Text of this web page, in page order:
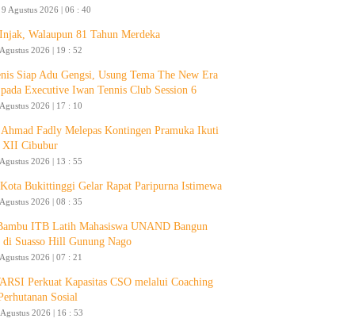
Agustus 2026 | 06 : 40
Walaupun 81 Tahun Merdeka
2026 | 19 : 52
Siap Adu Gengsi, Usung Tema The New Era
Executive Iwan Tennis Club Session 6
2026 | 17 : 10
Ahmad Fadly Melepas Kontingen Pramuka Ikuti
XII Cibubur
2026 | 13 : 55
Bukittinggi Gelar Rapat Paripurna Istimewa
2026 | 08 : 35
ITB Latih Mahasiswa UNAND Bangun
di Suasso Hill Gunung Nago
2026 | 07 : 21
Perkuat Kapasitas CSO melalui Coaching
Sosial
2026 | 16 : 53